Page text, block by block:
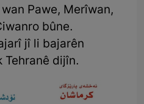
Pawe, Merîwan,
bûne.
jî li bajarên
Tehranê dijîn.